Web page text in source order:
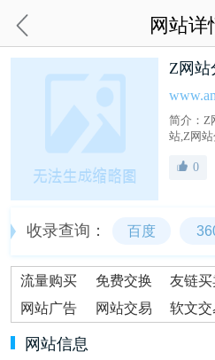
网站详
Z网站
简介：Z
站,Z网
0
收录查询： 百度
流量购买 免费交换 友链买
网站广告
网站交易 软文交
网站信息